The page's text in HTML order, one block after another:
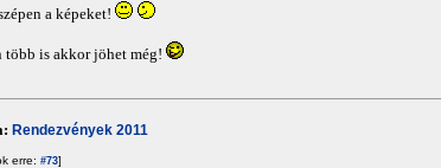
a képeket!
több is akkor jöhet még!
Rendezvények 2011
erre: #73]